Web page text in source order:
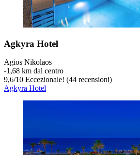
Agkyra Hotel
Agios Nikolaos
‐1,68 km dal centro
9,6/10 Eccezionale! (44 recensioni)
Agkyra Hotel